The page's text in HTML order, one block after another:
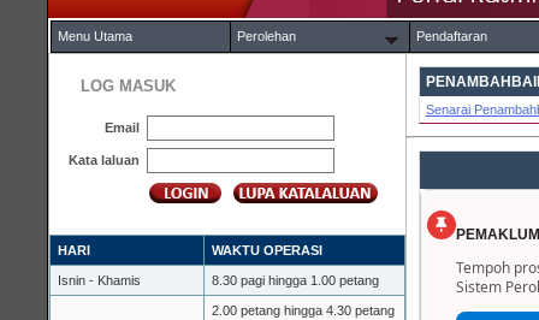
Menu Utama Perolehan Pendaftaran
LOG MASUK
Email
Kata laluan
HARI WAKTU OPERASI
Isnin - Khamis 8.30 pagi hingga 1.00 petang
2.00 petang hingga 4.30 petang
Senarai
Tempoh
Sistem